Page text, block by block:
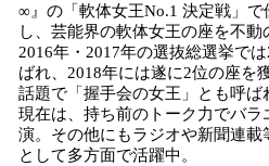
∞』の「軟体女王No.1 決定戦」で
し、芸能界の軟体女王の座を不動
2016年・2017年の選抜総選挙で
ばれ、2018年には遂に2位の座を
話題で「握手会の女王」とも呼ば
現在は、持ち前のトーク力でバラ
演。その他にもラジオや新聞連載
として多方面で活躍中。